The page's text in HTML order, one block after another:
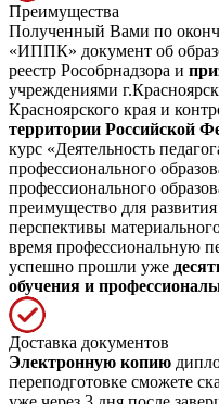
Преимущества
Полученный Вами по
«ИППК» документ об
реестр Рособрнадзора и
учреждениями
Красноярского края и
территории Российской
курс «Деятельность
профессионального
профессионального
преимущество для
перспективы
время профессиональную
успешно прошли уже
обучения и
Доставка документов
Электронную копию
переподготовке сможете